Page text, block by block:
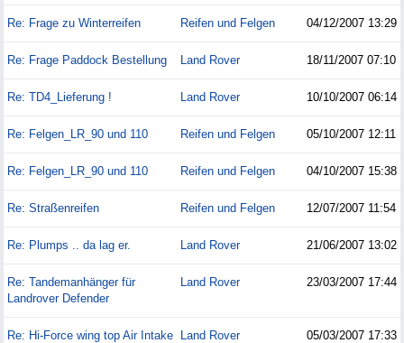
Re: Frage zu Winterreifen Reifen und Felgen 04/12/2007 13:29
Re: Frage Paddock Bestellung Land Rover 18/11/2007 07:10
Re: TD4_Lieferung ! Land Rover 10/10/2007 06:14
Re: Felgen_LR_90 und 110 Reifen und Felgen 05/10/2007 12:11
Re: Felgen_LR_90 und 110 Reifen und Felgen 04/10/2007 15:38
Re: Straßenreifen Reifen und Felgen 12/07/2007 11:54
Re: Plumps .. da lag er. Land Rover 21/06/2007 13:02
Re: Tandemanhänger für
Landrover Defender
Land Rover 23/03/2007 17:44
Re: Hi-Force wing top Air Intake Land Rover 05/03/2007 17:33